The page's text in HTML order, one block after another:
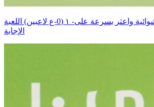
اللعبة ‎١‏ (0-ع لاعبين) ‎-١‏ خذ بطاقة عشوائية واعثر بسرعة على
الإجابة